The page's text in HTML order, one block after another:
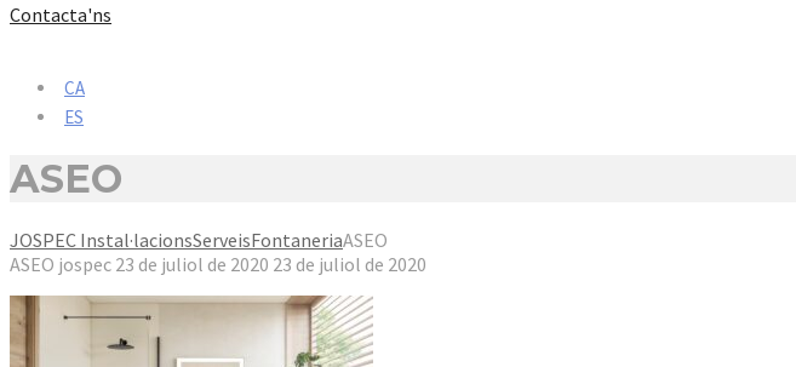
Contacta'ns
CA
ES
ASEO
JOSPEC Instal·lacionsServeisFontaneriaASEO
ASEO jospec 23 de juliol de 2020 23 de juliol de 2020